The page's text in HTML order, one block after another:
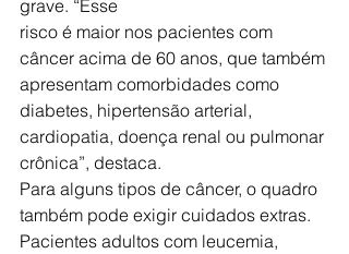
grave. “Esse
risco é maior nos pacientes com
câncer acima de 60 anos, que também
apresentam comorbidades como
diabetes, hipertensão arterial,
cardiopatia, doença renal ou pulmonar
crônica”, destaca.
Para alguns tipos de câncer, o quadro
também pode exigir cuidados extras.
Pacientes adultos com leucemia,